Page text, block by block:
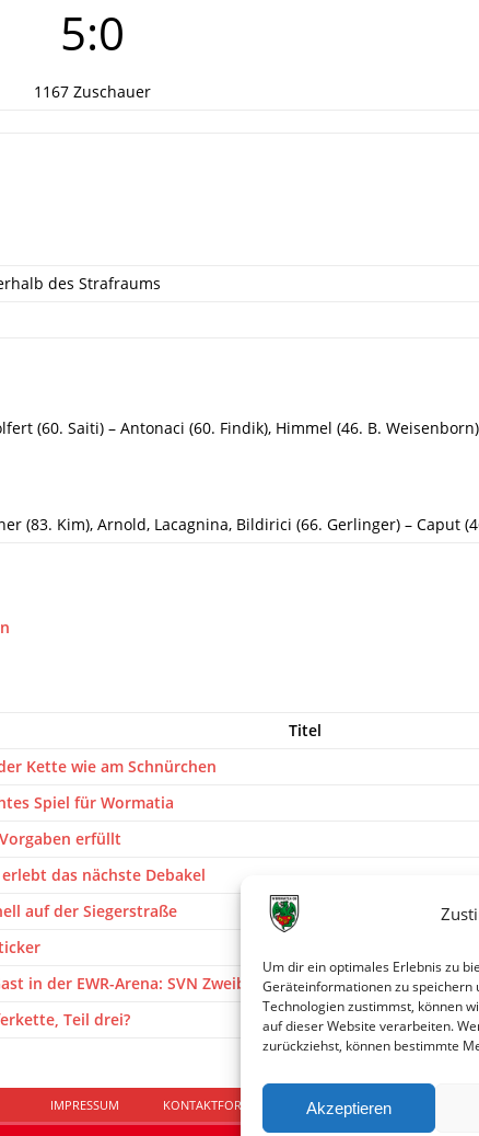
Um dir ein optimales Erlebnis zu
Geräteinformationen zu speichern
Technologien zustimmst, können
auf dieser Website verarbeiten.
zurückziehst, können bestimmte
Akzeptieren
5:0
1167 Zuschauer
des Strafraums
(60. Saiti) – Antonaci (60. Findik), Himmel (46. B.
(83. Kim), Arnold, Lacagnina, Bildirici (66. Gerlinger) – Caput
Titel
Kette wie am Schnürchen
Spiel für Wormatia
erfüllt
erlebt das nächste Debakel
auf der Siegerstraße
in der EWR-Arena: SVN Zweibrücken
Teil drei?
IMPRESSUM KONTAKTFORMULAR DATENSCHUTZERKLÄRUNG